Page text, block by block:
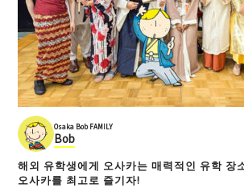
Osaka Bob FAMILY
Bob
해외 유학생에게 오사카는 매력적인 유학 장
오사카를 최고로 즐기자!